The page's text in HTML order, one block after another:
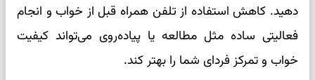
دهید. کاهش استفاده از تلفن همراه قبل از خواب و انجام
فعالیتی ساده مثل مطالعه یا پیاده‌روی می‌تواند کیفیت
خواب و تمرکز فردای شما را بهتر کند.